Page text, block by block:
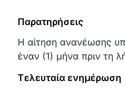
Παρατηρήσεις
Η αίτηση ανανέωσης
έναν (1) μήνα πριν τη
Τελευταία ενημέρωση